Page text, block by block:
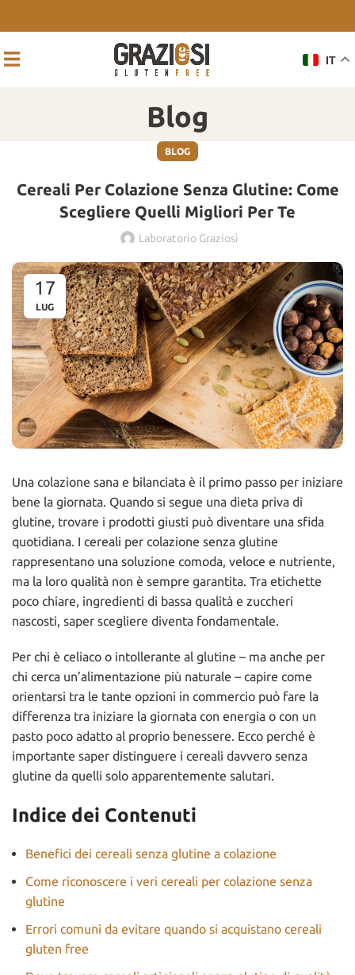
IT
Blog
BLOG
Cereali Per Colazione Senza Glutine: Come
Scegliere Quelli Migliori Per Te
Laboratorio Graziosi
17
LUG
Una colazione sana e bilanciata è il primo passo per iniziare
bene la giornata. Quando si segue una dieta priva di
glutine, trovare i prodotti giusti può diventare una sfida
quotidiana. I cereali per colazione senza glutine
rappresentano una soluzione comoda, veloce e nutriente,
ma la loro qualità non è sempre garantita. Tra etichette
poco chiare, ingredienti di bassa qualità e zuccheri
nascosti, saper scegliere diventa fondamentale.
Per chi è celiaco o intollerante al glutine – ma anche per
chi cerca un’alimentazione più naturale – capire come
orientarsi tra le tante opzioni in commercio può fare la
differenza tra iniziare la giornata con energia o con un
pasto poco adatto al proprio benessere. Ecco perché è
importante saper distinguere i cereali davvero senza
glutine da quelli solo apparentemente salutari.
Indice dei Contenuti
Benefici dei cereali senza glutine a colazione
Come riconoscere i veri cereali per colazione senza
glutine
Errori comuni da evitare quando si acquistano cereali
gluten free